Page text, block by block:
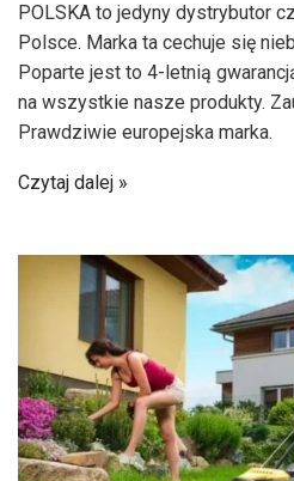
POLSKA to jedyny dystrybutor
Polsce. Marka ta cechuje się
Poparte jest to 4-letnią
na wszystkie nasze produkty.
Prawdziwie europejska marka.
Czytaj dalej